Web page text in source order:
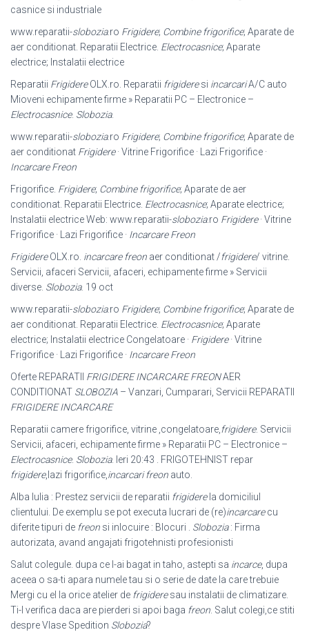
casnice si industriale
www.reparatii-slobozia.ro Frigidere; Combine frigorifice; Aparate de
aer conditionat. Reparatii Electrice. Electrocasnice; Aparate
electrice; Instalatii electrice
Reparatii FrigidereOLX.ro. Reparatii frigideresi incarcariA/C auto
Mioveni echipamente firme » Reparatii PC – Electronice –
Electrocasnice. Slobozia.
www.reparatii-slobozia.ro Frigidere; Combine frigorifice; Aparate de
aer conditionat Frigidere· Vitrine Frigorifice · Lazi Frigorifice ·
Incarcare Freon
Frigorifice. Frigidere; Combine frigorifice; Aparate de aer
conditionat. Reparatii Electrice. Electrocasnice; Aparate electrice;
Instalatii electrice Web: www. reparatii-slobozia.ro Frigidere· Vitrine
Frigorifice · Lazi Frigorifice · Incarcare Freon
FrigidereOLX.ro. incarcare freon aer conditionat /frigidere/ vitrine.
Servicii, afaceri Servicii, afaceri, echipamente firme » Servicii
diverse. Slobozia. 19 oct
www.reparatii-slobozia.ro Frigidere; Combine frigorifice; Aparate de
aer conditionat. Reparatii Electrice. Electrocasnice; Aparate
electrice; Instalatii electrice Congelatoare · Frigidere· Vitrine
Frigorifice · Lazi Frigorifice · Incarcare Freon
Oferte REPARATII FRIGIDERE INCARCARE FREONAER
CONDITIONAT SLOBOZIA – Vanzari, Cumparari, Servicii REPARATII
FRIGIDERE INCARCARE
Reparatii camere frigorifice, vitrine ,congelatoare, frigidere. Servicii
Servicii, afaceri, echipamente firme » Reparatii PC – Electronice –
Electrocasnice. Slobozia. Ieri 20:43 . FRIGOTEHNIST repar
frigidere,lazi frigorifice, incarcari freon auto.
Alba Iulia : Prestez servicii de reparatii frigiderela domiciliul
clientului. De exemplu se pot executa lucrari de (re)incarcarecu
diferite tipuri de freon si inlocuire : Blocuri . Slobozia: Firma
autorizata, avand angajati frigotehnisti profesionisti
Salut colegule. dupa ce l-ai bagat in taho, astepti sa incarce, dupa
aceea o sa-ti apara numele tau si o serie de date la care trebuie
Mergi cu el la orice atelier de frigideresau instalatii de climatizare.
Ti-l verifica daca are pierderi si apoi baga freon . Salut colegi,ce stiti
despre Vlase Spedition Slobozia?